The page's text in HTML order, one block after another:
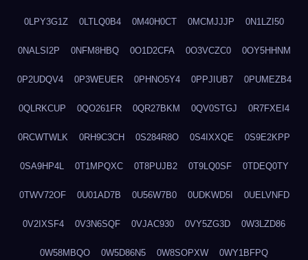
0LPY3G1Z 0LTLQ0B4 0M40H0CT 0MCMJJJP 0N1LZI50
0NALSI2P 0NFM8HBQ 0O1D2CFA 0O3VCZC0 0OY5HHNM
0P2UDQV4 0P3WEUER 0PHNO5Y4 0PPJIUB7 0PUMEZB4
0QLRKCUP 0QO261FR 0QR27BKM 0QV0STGJ 0R7FXEI4
0RCWTWLK 0RH9C3CH 0S284R8O 0S4IXXQE 0S9E2KPP
0SA9HP4L 0T1MPQXC 0T8PUJB2 0T9LQ0SF 0TDEQ0TY
0TWV72OF 0U01AD7B 0U56W7B0 0UDKWD5I 0UELVNFD
0V2IXSF4 0V3N6SQF 0VJAC930 0VY5ZG3D 0W3LZD86
0W58MBQO 0W5D86N5 0W8SOPXW 0WY1BFPQ